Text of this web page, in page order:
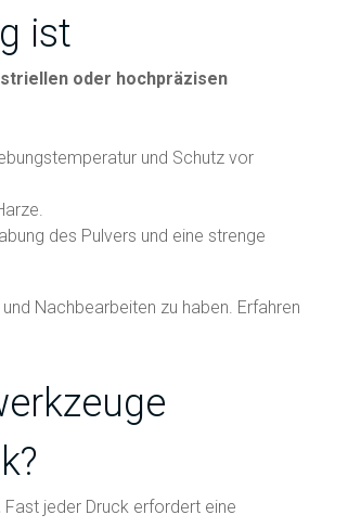
ist
oder hochpräzisen
und Schutz vor
des Pulvers und eine strenge
Nachbearbeiten zu haben. Erfahren
Fast jeder Druck erfordert eine